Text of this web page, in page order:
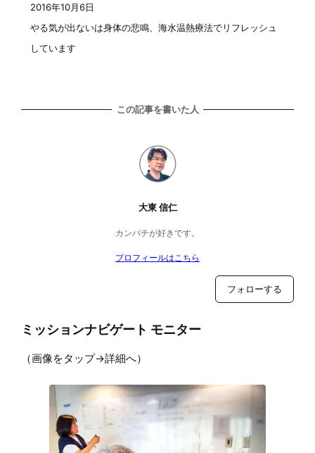
やる気が出ないは身体の悲鳴、海水温熱療法でリフレッシュ
しています
投稿日
2016年10月6日
この記事を書いた人
大東 信仁
カンパチが好きです。
プロフィールはこちら
フォローする
ミッションナビゲート モニター
（画像をタップ→詳細へ）